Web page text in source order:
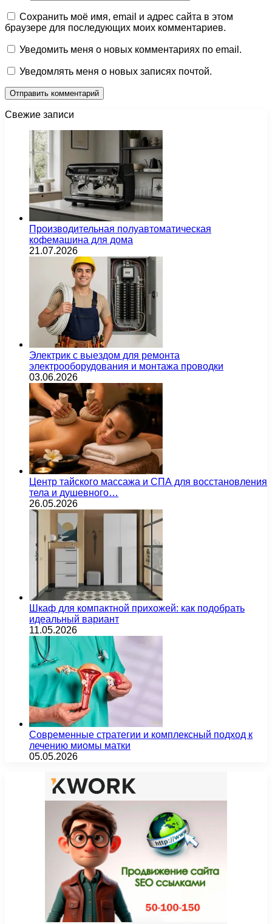
Сохранить моё имя, email и адрес сайта в этом
браузере для последующих моих комментариев.
Уведомить меня о новых комментариях по email.
Уведомлять меня о новых записях почтой.
Свежие записи
Производительная полуавтоматическая
кофемашина для дома
21.07.2026
Электрик с выездом для ремонта
электрооборудования и монтажа проводки
03.06.2026
Центр тайского массажа и СПА для восстановления
тела и душевного…
26.05.2026
Шкаф для компактной прихожей: как подобрать
идеальный вариант
11.05.2026
Современные стратегии и комплексный подход к
лечению миомы матки
05.05.2026